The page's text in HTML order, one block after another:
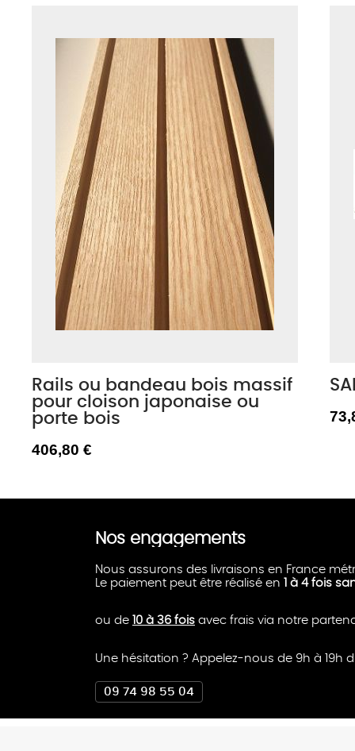
Rails ou bandeau bois massif
pour cloison japonaise ou
porte bois
406,80 €
Nos engagements
Nous assurons des livraisons en France
Le paiement peut être réalisé en
1 à 4 fois
ou de 10 à 36 fois avec frais via notre
Une hésitation ? Appelez-nous de 9h à 19h
09 74 98 55 04